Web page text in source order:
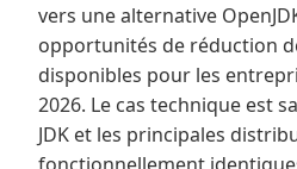
vers une alternative
opportunités de réduction
disponibles pour les
2026. Le cas technique est
JDK et les principales